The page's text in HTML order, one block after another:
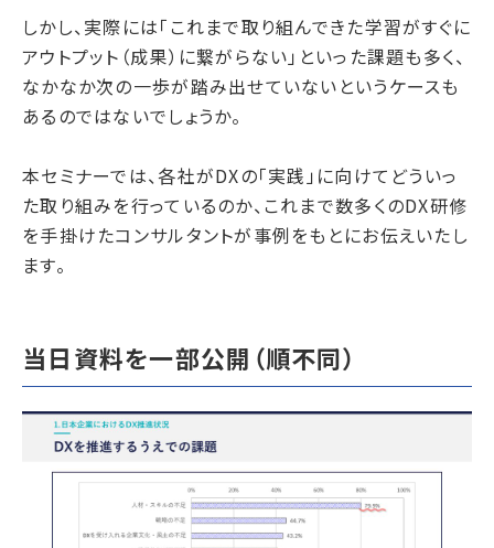
しかし、実際には「これまで取り組んできた学習がすぐに
アウトプット（成果）に繋がらない」といった課題も多く、
なかなか次の一歩が踏み出せていないというケースも
あるのではないでしょうか。
本セミナーでは、各社がDXの「実践」に向けてどういっ
た取り組みを行っているのか、これまで数多くのDX研修
を手掛けたコンサルタントが事例をもとにお伝えいたし
ます。
当日資料を一部公開（順不同）